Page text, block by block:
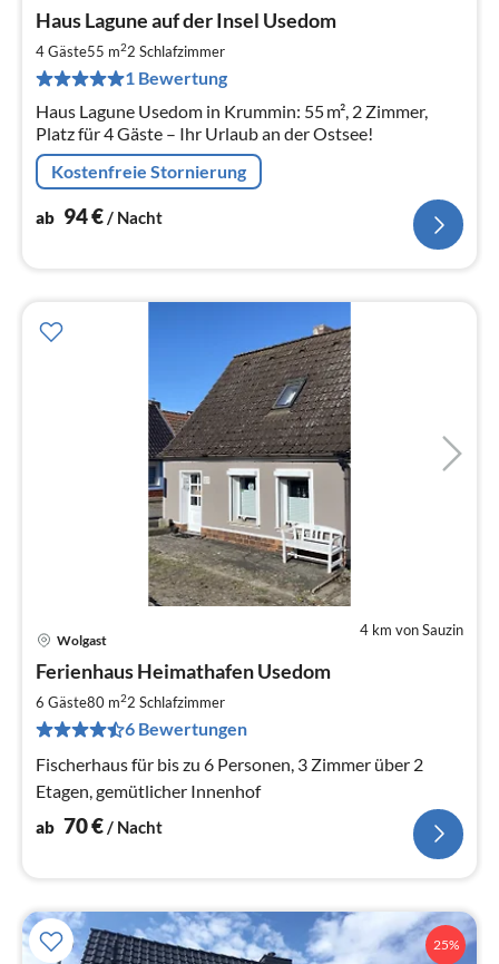
Haus Lagune auf der Insel Usedom
4 Gäste55 m22 Schlafzimmer
1 Bewertung
Haus Lagune Usedom in Krummin: 55 m², 2 Zimmer,
Platz für 4 Gäste – Ihr Urlaub an der Ostsee!
Kostenfreie Stornierung
ab 94€/ Nacht
4 km von Sauzin
Wolgast
Ferienhaus Heimathafen Usedom
6 Gäste80 m22 Schlafzimmer
6 Bewertungen
Fischerhaus für bis zu 6 Personen, 3 Zimmer über 2
Etagen, gemütlicher Innenhof
ab 70€/ Nacht
25%